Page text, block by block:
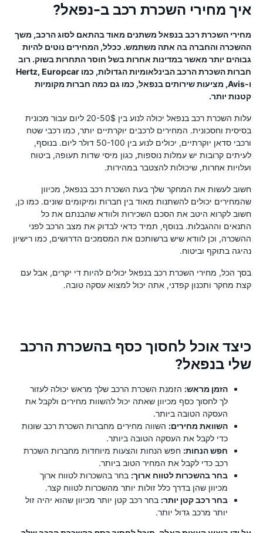
איך מחירי השכרת רכב ב-נפאל?
מחירי השכרת רכב בנפאל משתנים מאוד בהתאם לסוג הרכב, משך
ההשכרה והחברה בה אתה משתמש. ככלל, המחירים נוטים להיות
גבוהים יותר מאשר במדינות אחרות בשל חוסר התחרות בשוק. רוב
חברות השכרת הרכב הבינלאומיות הגדולות, כמו Hertz, Europcar
ו-Avis, מציעות שירותים בנפאל, כמו גם כמה חברות מקומיות
קטנות יותר.
עלות השכרת רכב בנפאל יכולה לנוע בין 20-50$ ליום עבור מכונית
בסיסית וחסכונית. המחירים לרכבים יוקרתיים יותר, כמו רכבי שטח
ורכבי סדאן יוקרתיים, יכולים לנוע בין 50-100 דולר ליום. בנוסף,
לעיתים קרובות יש עמלות נוספות, כגון מיסי שדות תעופה, ביטוח
ועלויות אחרות, שיכולות להצטבר במהירות.
חשוב לעשות את המחקר שלך בעת השכרת רכב בנפאל, מכיוון
שהמחירים יכולים להשתנות מאוד בין חברות ומיקומים שונים. כמו כן,
חשוב לקרוא היטב את הסכם השכירות ולוודא שהבנתם את כל
התנאים וההגבלות. בנוסף, תמיד כדאי לבדוק את מצב הרכב לפני
ההשכרה, וכן לוודא שיש ברשותכם את המסמכים הדרושים, כמו רישיון
נהיגה בתוקף וביטוח.
בסך הכל, מחירי השכרת רכב בנפאל יכולים להיות די יקרים, אבל עם
קצת מחקר ותכנון קפדני, אתה יכול למצוא עסקה טובה.
כיצד אוכל לחסוך כסף בהשכרת הרכב
שלי בנפאל?
הזמן מראש: הזמנת השכרת הרכב שלך מראש יכולה לעזור
לך לחסוך כסף מכיוון שאתה יכול להשוות מחירים ולקבל את
העסקה הטובה ביותר.
השוואת מחירים: השווה מחירים מחברות השכרת רכב שונות
כדי לקבל את העסקה הטובה ביותר.
חפש הנחות: חפש הנחות והצעות מיוחדות מחברות השכרת
רכב כדי לקבל את המחיר הטוב ביותר.
בחר בהשכרות לטווח ארוך: בחר בהשכרות לטווח ארוך
מכיוון שהן בדרך כלל זולות יותר מהשכרות לטווח קצר.
בחר רכב קטן יותר: בחר רכב קטן יותר מכיוון שהוא יהיה זול
יותר מרכב גדול יותר.